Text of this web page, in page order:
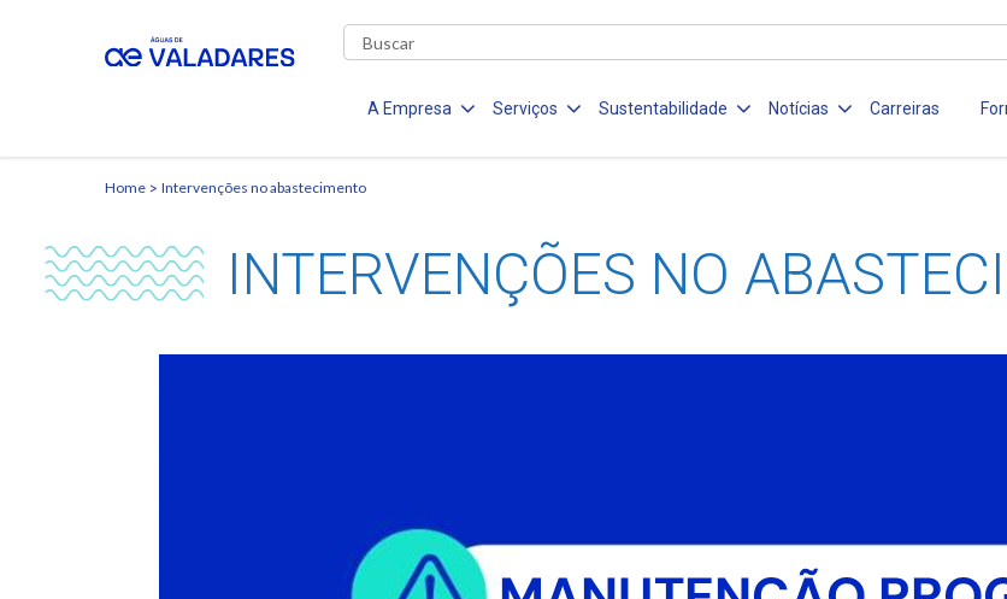
A Empresa Serviços Sustentabilidade Notícias Carreiras
Home Intervenções no abastecimento
INTERVENÇÕES NO